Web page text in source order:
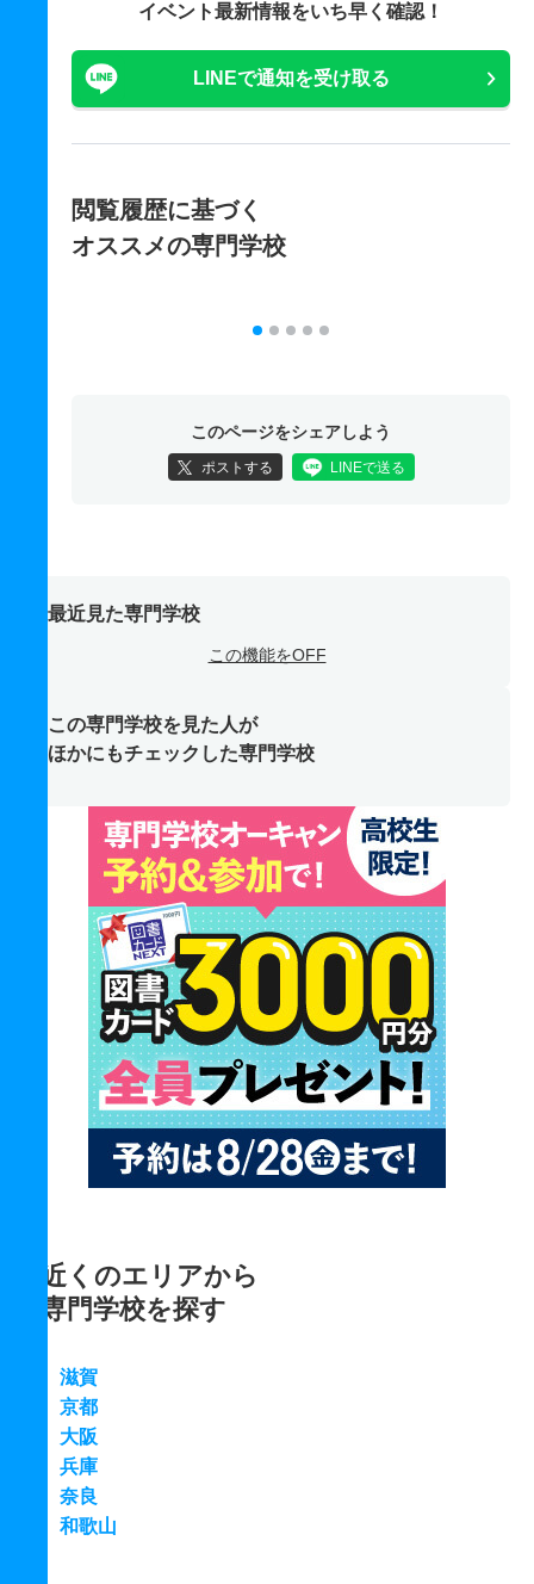
イベント最新情報をいち早く確認！
LINEで通知を受け取る
閲覧履歴に基づく
オススメの専門学校
このページをシェアしよう
ポストする LINEで送る
最近見た専門学校
この機能をOFF
この専門学校を見た人が
ほかにもチェックした専門学校
近くのエリアから
専門学校を探す
滋賀
京都
大阪
兵庫
奈良
和歌山